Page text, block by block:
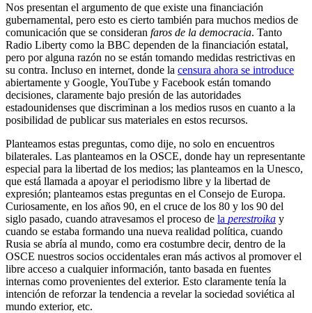
Nos presentan el argumento de que existe una financiación
gubernamental, pero esto es cierto también para muchos medios de
comunicación que se consideran faros de la democracia. Tanto
Radio Liberty como la BBC dependen de la financiación estatal,
pero por alguna razón no se están tomando medidas restrictivas en
su contra. Incluso en internet, donde la censura ahora se introduce
abiertamente y Google, YouTube y Facebook están tomando
decisiones, claramente bajo presión de las autoridades
estadounidenses que discriminan a los medios rusos en cuanto a la
posibilidad de publicar sus materiales en estos recursos.
Planteamos estas preguntas, como dije, no solo en encuentros
bilaterales. Las planteamos en la OSCE, donde hay un representante
especial para la libertad de los medios; las planteamos en la Unesco,
que está llamada a apoyar el periodismo libre y la libertad de
expresión; planteamos estas preguntas en el Consejo de Europa.
Curiosamente, en los años 90, en el cruce de los 80 y los 90 del
siglo pasado, cuando atravesamos el proceso de la perestroika y
cuando se estaba formando una nueva realidad política, cuando
Rusia se abría al mundo, como era costumbre decir, dentro de la
OSCE nuestros socios occidentales eran más activos al promover el
libre acceso a cualquier información, tanto basada en fuentes
internas como provenientes del exterior. Esto claramente tenía la
intención de reforzar la tendencia a revelar la sociedad soviética al
mundo exterior, etc.